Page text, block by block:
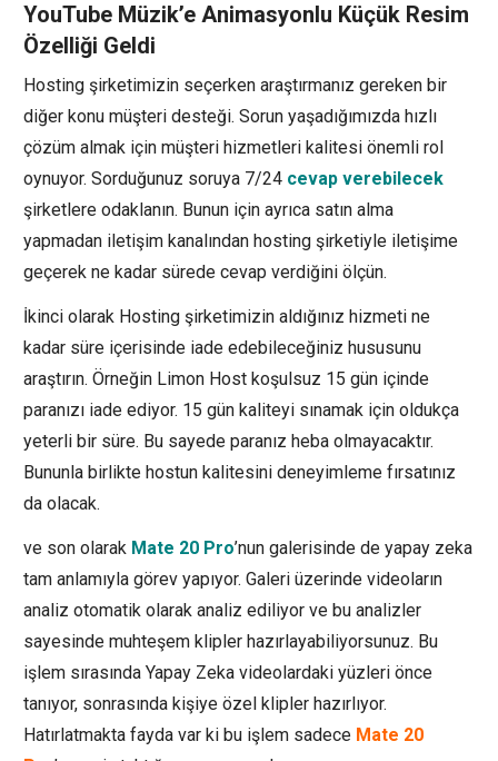
YouTube Müzik’e Animasyonlu Küçük Resim
Özelliği Geldi
Hosting şirketimizin seçerken araştırmanız gereken bir
diğer konu müşteri desteği. Sorun yaşadığımızda hızlı
çözüm almak için müşteri hizmetleri kalitesi önemli rol
oynuyor. Sorduğunuz soruya 7/24 cevap verebilecek
şirketlere odaklanın. Bunun için ayrıca satın alma
yapmadan iletişim kanalından hosting şirketiyle iletişime
geçerek ne kadar sürede cevap verdiğini ölçün.
İkinci olarak Hosting şirketimizin aldığınız hizmeti ne
kadar süre içerisinde iade edebileceğiniz hususunu
araştırın. Örneğin Limon Host koşulsuz 15 gün içinde
paranızı iade ediyor. 15 gün kaliteyi sınamak için oldukça
yeterli bir süre. Bu sayede paranız heba olmayacaktır.
Bununla birlikte hostun kalitesini deneyimleme fırsatınız
da olacak.
ve son olarak Mate 20 Pro’nun galerisinde de yapay zeka
tam anlamıyla görev yapıyor. Galeri üzerinde videoların
analiz otomatik olarak analiz ediliyor ve bu analizler
sayesinde muhteşem klipler hazırlayabiliyorsunuz. Bu
işlem sırasında Yapay Zeka videolardaki yüzleri önce
tanıyor, sonrasında kişiye özel klipler hazırlıyor.
Hatırlatmakta fayda var ki bu işlem sadece Mate 20